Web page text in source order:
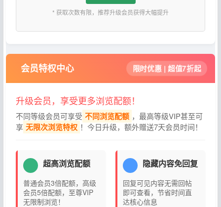
* 获取次数有限，推荐升级会员获得大幅提升
会员特权中心 限时优惠 | 超值7折起
升级会员，享受更多浏览配额！
不同等级会员可享受 不同浏览配额 ，最高等级VIP甚至可
享 无限次浏览特权 ！今日升级，额外赠送7天会员时间！
超高浏览配额
普通会员3倍配额，高级
会员5倍配额，至尊VIP
无限制浏览！
隐藏内容免回复
回复可见内容无需回帖
即可查看，节省时间直
达核心信息